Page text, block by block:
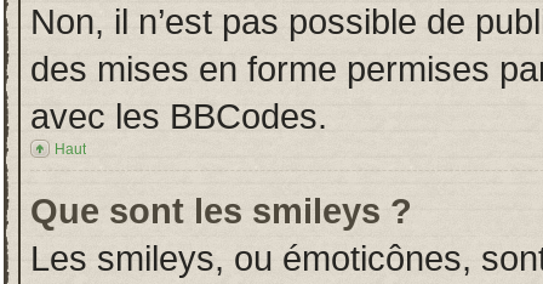
Non, il n’est pas possible de
des mises en forme permises
avec les BBCodes.
Haut
Que sont les smileys ?
Les smileys, ou émoticônes,